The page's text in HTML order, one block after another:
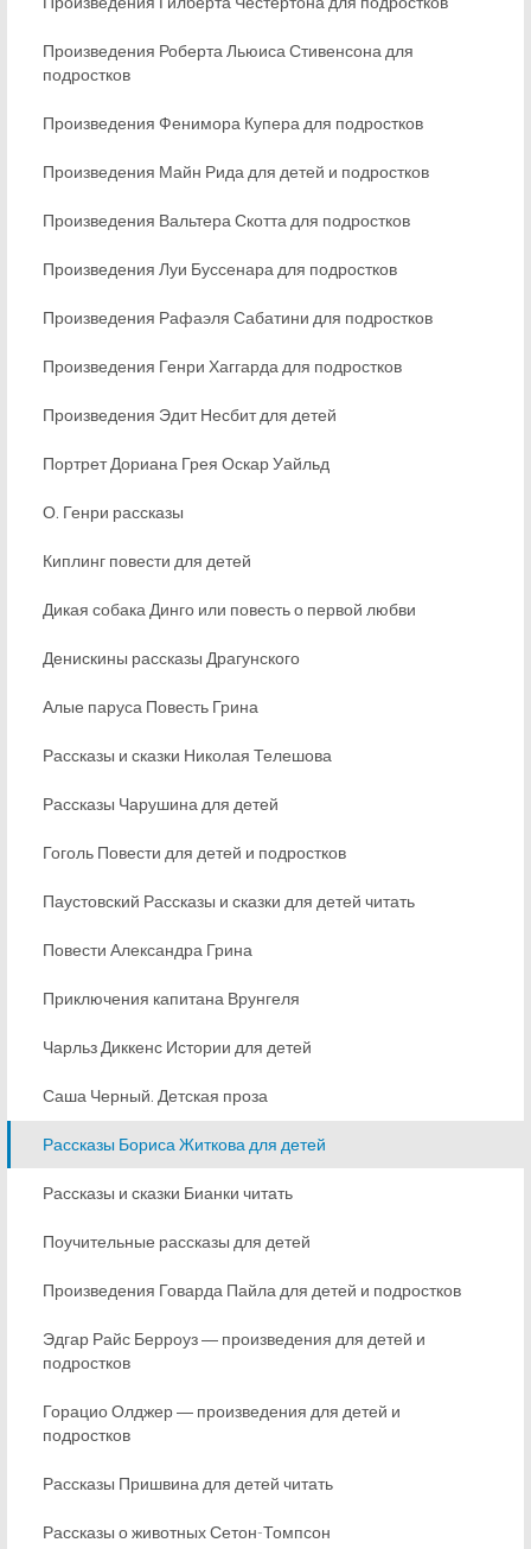
Произведения Роберта Льюиса Стивенсона для
подростков
Произведения Фенимора Купера для подростков
Произведения Майн Рида для детей и подростков
Произведения Вальтера Скотта для подростков
Произведения Луи Буссенара для подростков
Произведения Рафаэля Сабатини для подростков
Произведения Генри Хаггарда для подростков
Произведения Эдит Несбит для детей
Портрет Дориана Грея Оскар Уайльд
О. Генри рассказы
Киплинг повести для детей
Дикая собака Динго или повесть о первой любви
Денискины рассказы Драгунского
Алые паруса Повесть Грина
Рассказы и сказки Николая Телешова
Рассказы Чарушина для детей
Гоголь Повести для детей и подростков
Паустовский Рассказы и сказки для детей читать
Повести Александра Грина
Приключения капитана Врунгеля
Чарльз Диккенс Истории для детей
Саша Черный. Детская проза
Рассказы Бориса Житкова для детей
Рассказы и сказки Бианки читать
Поучительные рассказы для детей
Произведения Говарда Пайла для детей и подростков
Эдгар Райс Берроуз ― произведения для детей и
подростков
Горацио Олджер ― произведения для детей и
подростков
Рассказы Пришвина для детей читать
Рассказы о животных Сетон-Томпсон